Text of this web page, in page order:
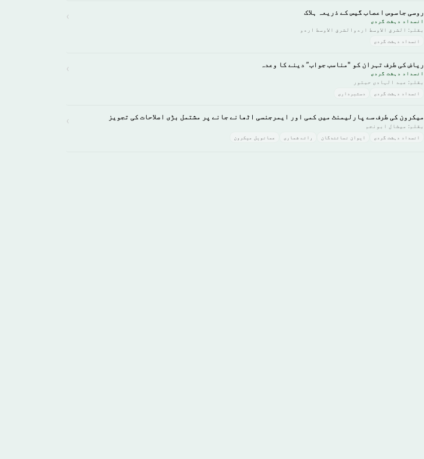
روسی جاسوس اعصاب گیس کے ذریعہ ہلاک
انسداد دہشت گردی
بقلم: الشرق الاوسط اردوالشرق الاوسط اردو
انسداد دہشت گردی
›
ریاض کی طرف تہران کو "مناسب جواب” دینے کا وعدہ
انسداد دہشت گردی
بقلم: ﻋﺒﺪ الہادى ﺣﺒﺘﻮر
انسداد دہشت گردی دستبرداری
›
میکرون کی طرف سے پارلیمنٹ میں کمی اور ایمرجنسی اٹھانے جانے پر مشتمل بڑی اصلاحات کی تجویز
بقلم: میشال ابونجم
انسداد دہشت گردی ایوان نمائندگان رائے شماری عمانویل میکرون
›